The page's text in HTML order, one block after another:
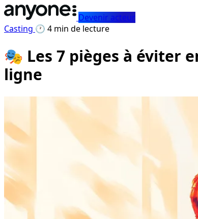
Devenir acteur
Casting 🕐 4 min de lecture
🎭 Les 7 pièges à éviter
ligne